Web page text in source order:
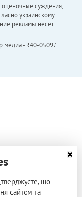
оценочные суждения,
украинскому
рекламы несет
медиа - R40-05097
що
сайтом та